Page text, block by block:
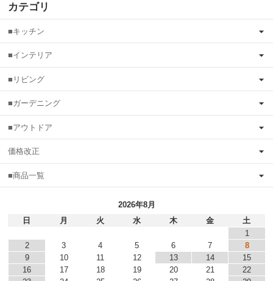
カテゴリ
■キッチン
■インテリア
■リビング
■ガーデニング
■アウトドア
価格改正
■商品一覧
2026年8月
日
月 火 水 木 金
土
1
2
3 4 5 6 7
8
9
10 11 12 13 14
15
16
17 18 19 20 21
22